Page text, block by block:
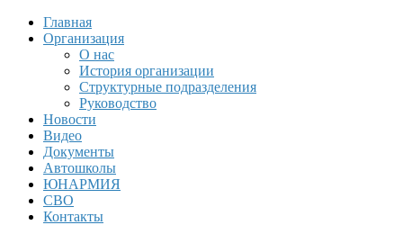
Главная
Организация
О нас
История организации
Структурные подразделения
Руководство
Новости
Видео
Документы
Автошколы
ЮНАРМИЯ
СВО
Контакты